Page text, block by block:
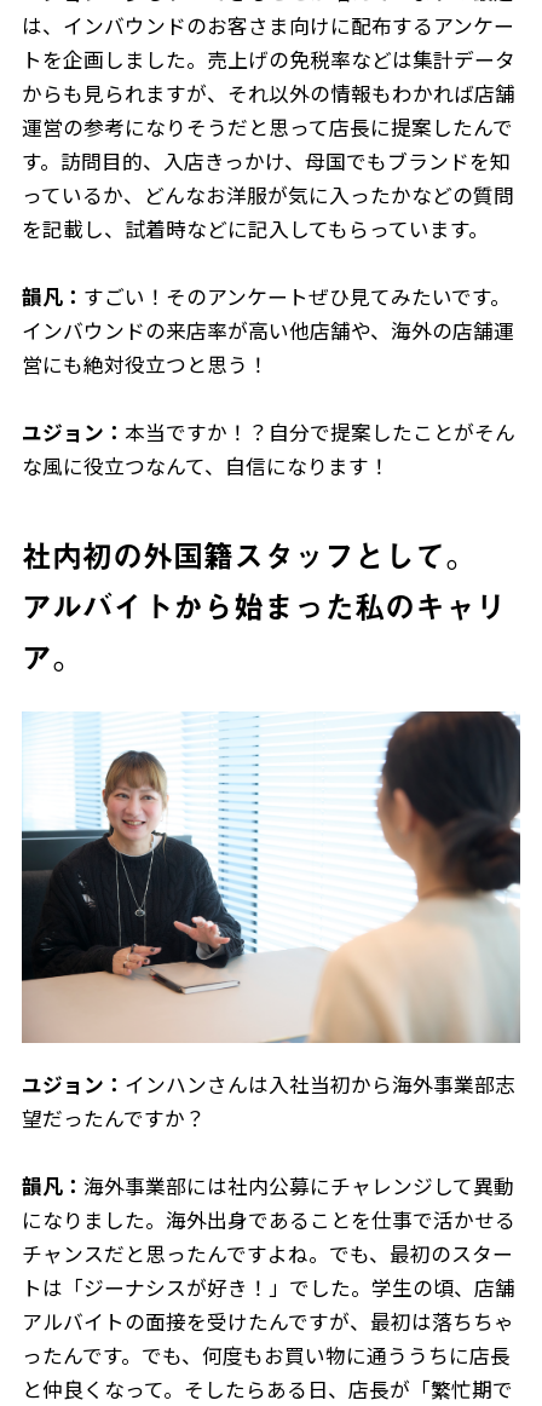
は、インバウンドのお客さま向けに配布するアンケー
トを企画しました。売上げの免税率などは集計データ
からも見られますが、それ以外の情報もわかれば店舗
運営の参考になりそうだと思って店長に提案したんで
す。訪問目的、入店きっかけ、母国でもブランドを知
っているか、どんなお洋服が気に入ったかなどの質問
を記載し、試着時などに記入してもらっています。
韻凡： すごい！そのアンケートぜひ見てみたいです。
インバウンドの来店率が高い他店舗や、海外の店舗運
営にも絶対役立つと思う！
ユジョン： 本当ですか！？自分で提案したことがそん
な風に役立つなんて、自信になります！
社内初の外国籍スタッフとして。
アルバイトから始まった私のキャリ
ア。
ユジョン： インハンさんは入社当初から海外事業部志
望だったんですか？
韻凡： 海外事業部には社内公募にチャレンジして異動
になりました。海外出身であることを仕事で活かせる
チャンスだと思ったんですよね。でも、最初のスター
トは「ジーナシスが好き！」でした。学生の頃、店舗
アルバイトの面接を受けたんですが、最初は落ちちゃ
ったんです。でも、何度もお買い物に通ううちに店長
と仲良くなって。そしたらある日、店長が「繁忙期で